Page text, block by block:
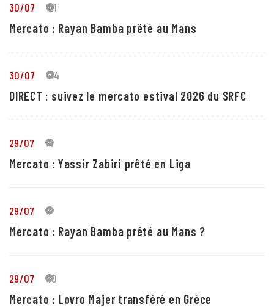
30/07 21
Mercato : Rayan Bamba prêté au Mans
30/07 24
DIRECT : suivez le mercato estival 2026 du SRFC
29/07 4
Mercato : Yassir Zabiri prêté en Liga
29/07 1
Mercato : Rayan Bamba prêté au Mans ?
29/07 10
Mercato : Lovro Majer transféré en Grèce